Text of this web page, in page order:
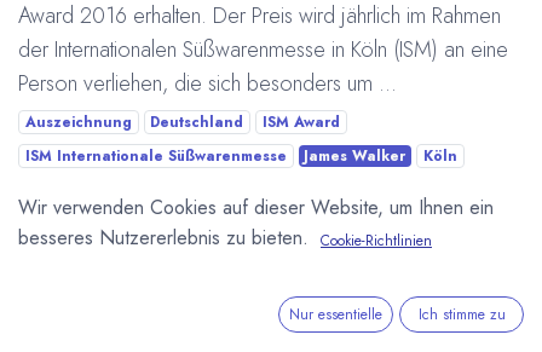
Award 2016 erhalten. Der Preis wird jährlich im Rahmen
der Internationalen Süßwarenmesse in Köln (ISM) an eine
Person verliehen, die sich besonders um ...
Auszeichnung Deutschland
ISM Award
ISM Internationale Süßwarenmesse
James Walker Köln
Mehr lesen
Wir verwenden Cookies auf dieser Website, um Ihnen ein
besseres Nutzererlebnis zu bieten.
Cookie-Richtlinien
Nur essentielle Ich stimme zu